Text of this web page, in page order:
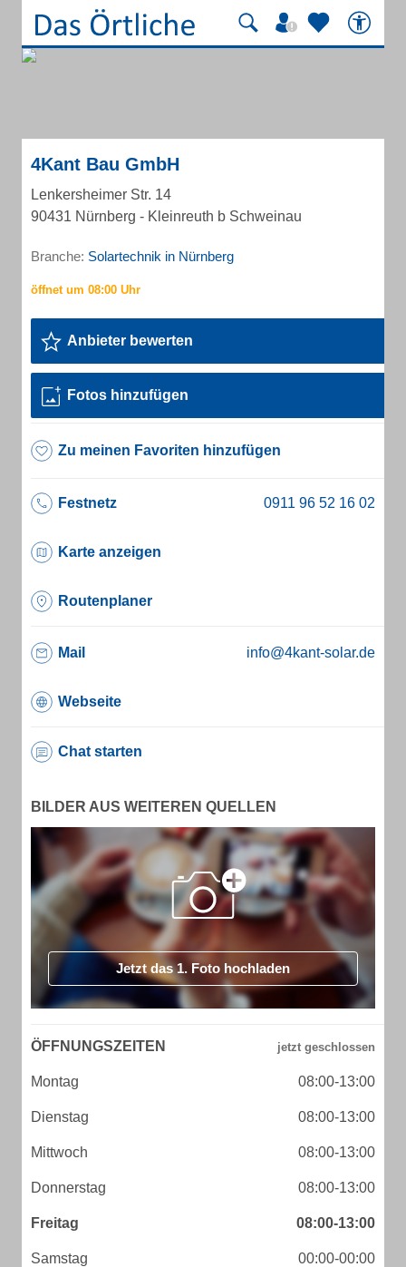
4Kant Bau GmbH
Lenkersheimer Str. 14
90431 Nürnberg - Kleinreuth b Schweinau
Branche: Solartechnik in Nürnberg
Anbieter bewerten
Fotos hinzufügen
Zu meinen Favoriten hinzufügen
Festnetz
Karte anzeigen
Routenplaner
Mail info@4kant-solar.de
Webseite
Chat starten
BILDER AUS WEITEREN QUELLEN
Jetzt das 1. Foto hochladen
ÖFFNUNGSZEITEN
Montag 08:00-13:00
Dienstag 08:00-13:00
Mittwoch 08:00-13:00
Donnerstag 08:00-13:00
Freitag 08:00-13:00
Samstag 00:00-00:00